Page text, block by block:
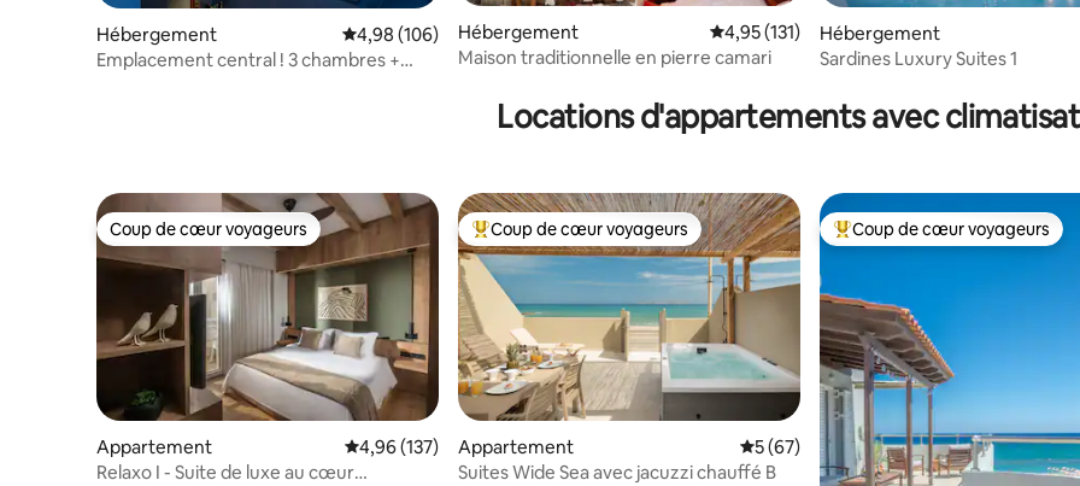
Hébergement Évaluation moyenne sur la base de 106 commentaires : 4,98 sur 5
4,98 (106)
Emplacement central ! 3 chambres +
Hébergement Évaluation moyenne sur la base de 131
4,95 (131)
Maison traditionnelle en pierre camari
Hébergement
Sardines Luxury Suites 1
Locations d'appartements avec
Coup de cœur voyageurs
Coup de cœur voyageurs
Appartement Évaluation moyenne sur la base de 137 commentaires : 4,96 sur 5
4,96 (137)
Relaxo I - Suite de luxe au cœur
Coups de cœur voyageurs les plus appréciés
Coup de cœur voyageurs
Appartement Évaluation moyenne sur la base de 67
5 (67)
Suites Wide Sea avec jacuzzi chauffé B
Coups de cœur voyageurs les
Coup de cœur voyageurs